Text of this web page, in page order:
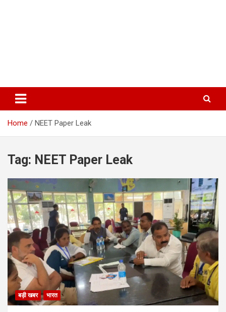
Home NEET Paper Leak
Tag: NEET Paper Leak
बड़ी खबर भारत